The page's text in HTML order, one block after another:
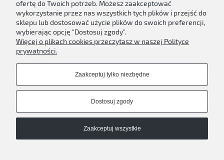
Newsletter
Podaj swój adres e-mail, jeżeli chcesz otrzymywać
informacje o nowościach i promocjach.
ofertę do Twoich potrzeb. Możesz zaakceptować
wykorzystanie przez nas wszystkich tych plików i przejść do
sklepu lub dostosować użycie plików do swoich preferencji,
wybierając opcję "Dostosuj zgody".
Więcej o plikach cookies przeczytasz w naszej Polityce
prywatności.
Zaakceptuj tylko niezbędne
Dostosuj zgody
Zaakceptuj wszystkie